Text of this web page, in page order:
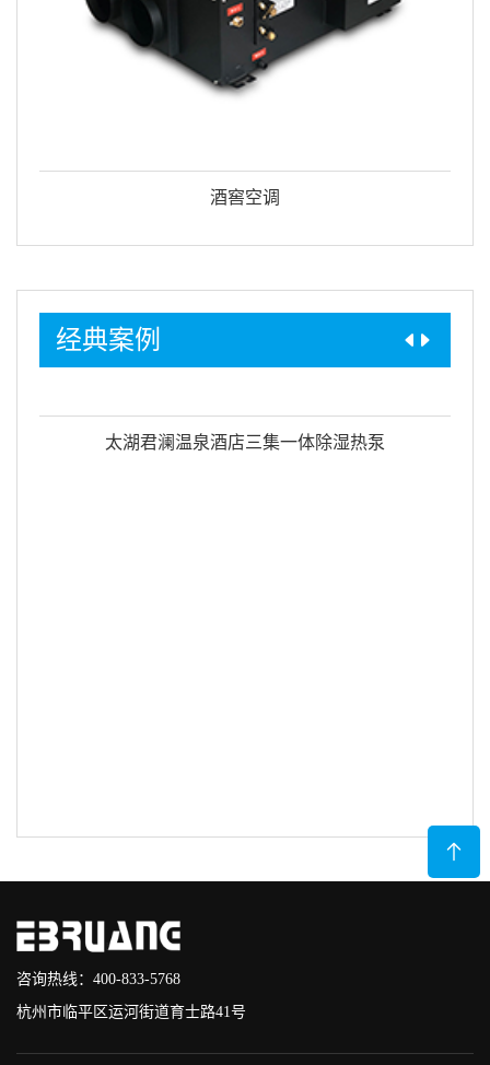
调温除湿机
经典案例
ClubMed 全球度假酒店三集一体除湿热泵
咨询热线：400-833-5768
杭州市临平区运河街道育士路41号